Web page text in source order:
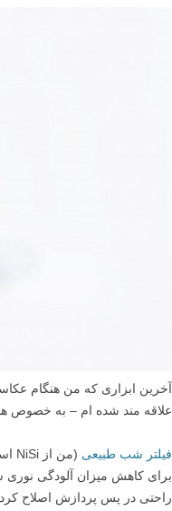
آخرین ابزاری که من هنگام
علاقه مند شده ام – به خصوص
فیلتر شب طبیعی
برای کاهش میزان آلودگی نوری
راحتی در پس پردازش اصلاح